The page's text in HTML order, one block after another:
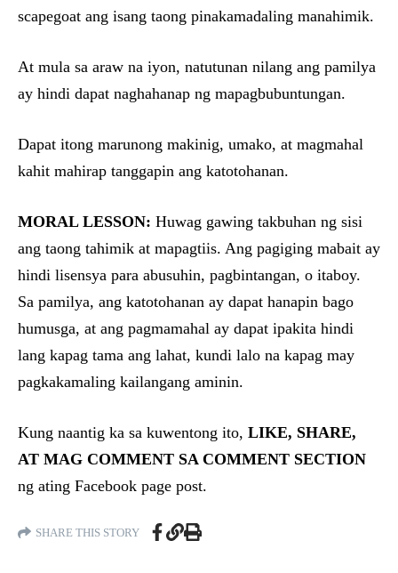
scapegoat ang isang taong pinakamadaling manahimik.
At mula sa araw na iyon, natutunan nilang ang pamilya
ay hindi dapat naghahanap ng mapagbubuntungan.
Dapat itong marunong makinig, umako, at magmahal
kahit mahirap tanggapin ang katotohanan.
MORAL LESSON: Huwag gawing takbuhan ng sisi
ang taong tahimik at mapagtiis. Ang pagiging mabait ay
hindi lisensya para abusuhin, pagbintangan, o itaboy.
Sa pamilya, ang katotohanan ay dapat hanapin bago
humusga, at ang pagmamahal ay dapat ipakita hindi
lang kapag tama ang lahat, kundi lalo na kapag may
pagkakamaling kailangang aminin.
Kung naantig ka sa kuwentong ito, LIKE, SHARE,
AT MAG COMMENT SA COMMENT SECTION
ng ating Facebook page post.
SHARE THIS STORY